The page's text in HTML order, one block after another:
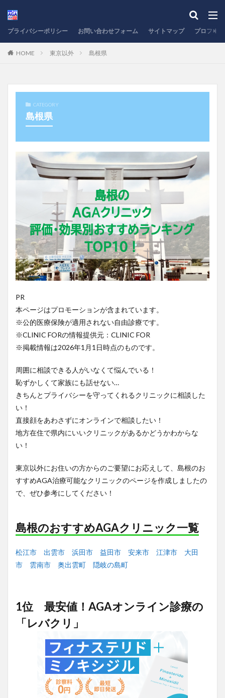
プライバシーポリシー お問い合わせフォーム サイトマップ プロフィ
HOME 東京以外 島根県
CATEGORY
島根県
PR
本ページはプロモーションが含まれています。
※公的医療保険が適用されない自由診療です。
※CLINIC FORの情報提供元：CLINIC FOR
※掲載情報は2026年1月1日時点のものです。
周囲に相談できる人がいなくて悩んでいる！
恥ずかしくて家族にも話せない…
きちんとプライバシーを守ってくれるクリニックに相談した
い！
直接顔をあわさずにオンラインで相談したい！
地方在住で県内にいいクリニックがあるかどうかわからな
い！
東京以外にお住いの方からのご要望にお応えして、島根のお
すすめAGA治療可能なクリニックのページを作成しましたの
で、ぜひ参考にしてください！
島根のおすすめAGAクリニック一覧
松江市 出雲市 浜田市 益田市 安来市 江津市
大田
市
雲南市 奥出雲町 隠岐の島町
1位 最安値！AGAオンライン診療の
「レバクリ」